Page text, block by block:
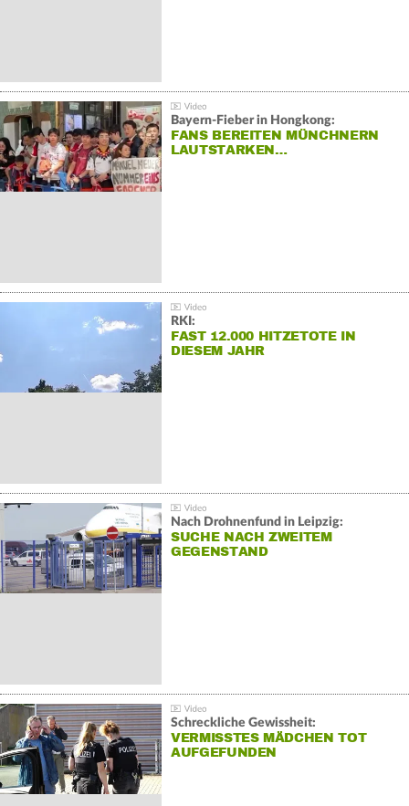
Bayern-Fieber in Hongkong:
FANS BEREITEN MÜNCHNERN
LAUTSTARKEN…
RKI:
FAST 12.000 HITZETOTE IN
DIESEM JAHR
Nach Drohnenfund in Leipzig:
SUCHE NACH ZWEITEM
GEGENSTAND
Schreckliche Gewissheit:
VERMISSTES MÄDCHEN TOT
AUFGEFUNDEN